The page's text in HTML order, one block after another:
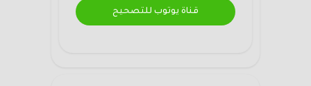
قناة يوتوب للتصحيح